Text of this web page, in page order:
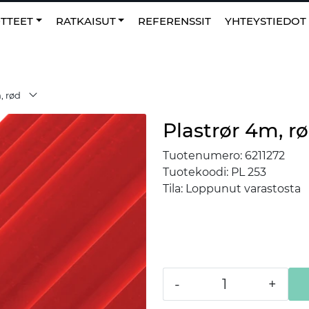
Suosikit NO|
RATKAISUT REFERENSSIT YHTEYSTIEDOT
rød
Plastrør 4m,
Tuotenumero: 6211272
Tuotekoodi: PL 253
Tila: Loppunut varastosta
- +